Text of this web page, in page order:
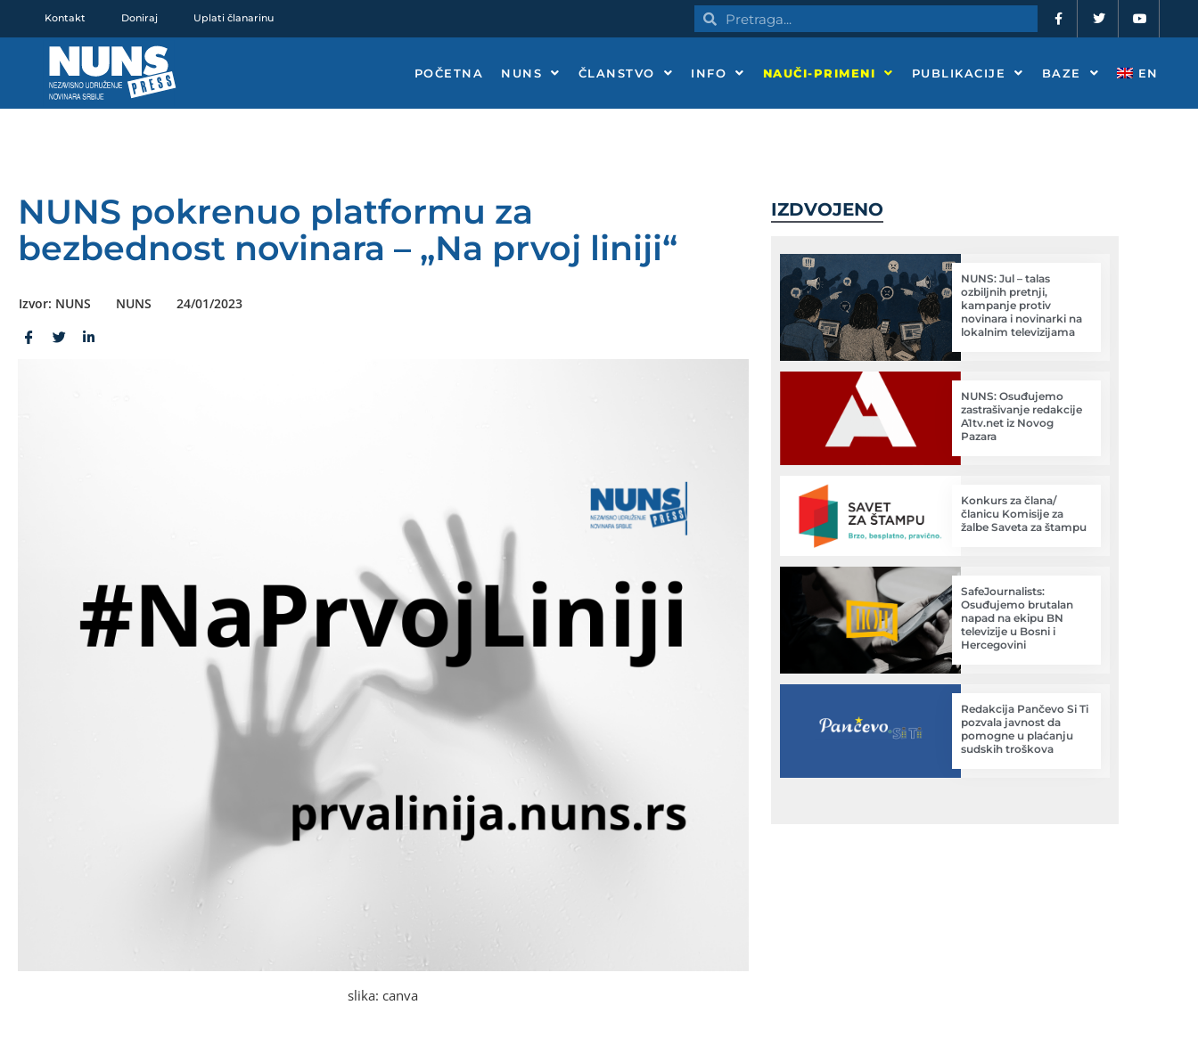
Kontakt Doniraj Uplati članarinu PretragaPretraga a
c
e
o
o
-
w
t
e
o
t
b
e
POČETNA NUNS ČLANSTVO INFO NAUČI-PRIMENI PUBLIKACIJE BAZE EN
NUNS pokrenuo platformu za
bezbednost novinara – „Na prvoj liniji“
Izvor: NUNS NUNS 24/01/2023
slika: canva
IZDVOJENO
NUNS: Jul – talas
ozbiljnih pretnji,
kampanje protiv
novinara i novinarki na
lokalnim televizijama
NUNS: Osuđujemo
zastrašivanje redakcije
A1tv.net iz Novog
Pazara
Konkurs za člana/
članicu Komisije za
žalbe Saveta za štampu
SafeJournalists:
Osuđujemo brutalan
napad na ekipu BN
televizije u Bosni i
Hercegovini
Redakcija Pančevo Si Ti
pozvala javnost da
pomogne u plaćanju
sudskih troškova